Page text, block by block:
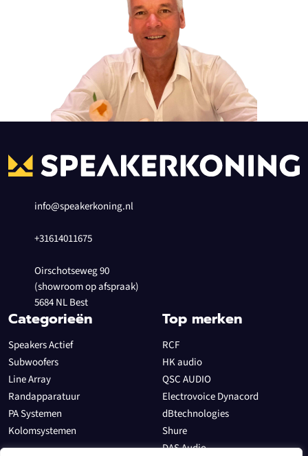
info@speakerkoning.nl
+31614011675
Oirschotseweg 90
(showroom op afspraak)
5684 NL Best
Categorieën
Speakers Actief
Subwoofers
Line Array
Randapparatuur
PA Systemen
Kolomsystemen
Top merken
RCF
HK audio
QSC AUDIO
Electrovoice Dynacord
dBtechnologies
Shure
DAS Audio